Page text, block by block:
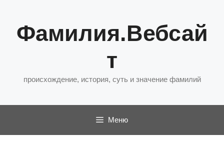
содержимому
Фамилия.Вебсай
т
происхождение, история, суть и значение фамилий
Меню